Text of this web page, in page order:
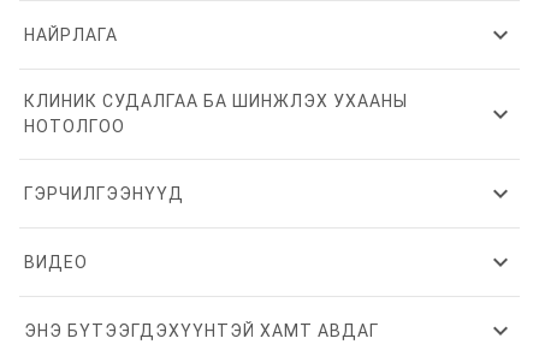
НАЙРЛАГА expand_more
КЛИНИК СУДАЛГАА БА ШИНЖЛЭХ УХААНЫ
НОТОЛГОО
expand_more
ГЭРЧИЛГЭЭНҮҮД expand_more
ВИДЕО expand_more
ЭНЭ БҮТЭЭГДЭХҮҮНТЭЙ ХАМТ АВДАГ expand_more